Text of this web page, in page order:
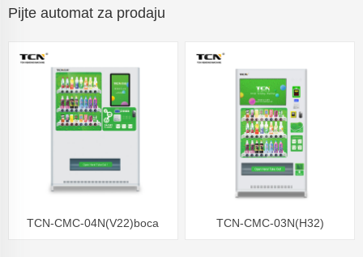
Pijte automat za prodaju
TCN-CMC-04N(V22)boca
TCN-CMC-03N(H32)